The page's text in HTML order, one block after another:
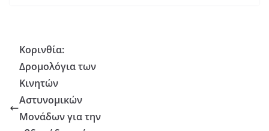
Κορινθία:
Δρομολόγια των
Κινητών
Αστυνομικών
Μονάδων για την